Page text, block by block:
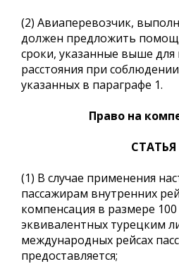
(2) Авиаперевозчик,
должен предложить
сроки, указанные выше для
расстояния при
указанных в параграфе 1.
Право на
СТАТЬЯ
(1) В случае применения
пассажирам внутренних
компенсация в размере
эквивалентных турецким
международных рейсах
предоставляется;